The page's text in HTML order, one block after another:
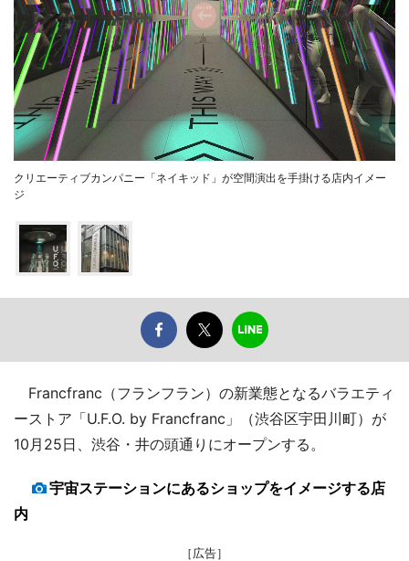
クリエーティブカンパニー「ネイキッド」が空間演出を手掛ける店内イメー
ジ
Francfranc（フランフラン）の新業態となるバラエティ
ーストア「U.F.O. by Francfranc」（渋谷区宇田川町）が
10月25日、渋谷・井の頭通りにオープンする。
宇宙ステーションにあるショップをイメージする店
内
［広告］